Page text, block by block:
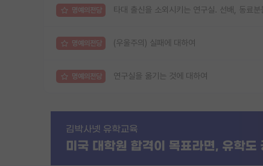
명예의전당 타대 출신을 소외시키는 연구실. 선배, 동료분
명예의전당 (우울주의) 실패에 대하여
명예의전당 연구실을 옮기는 것에 대하여